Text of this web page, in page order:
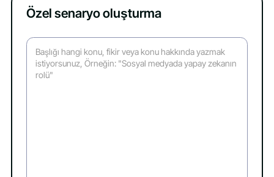
Özel senaryo oluşturma